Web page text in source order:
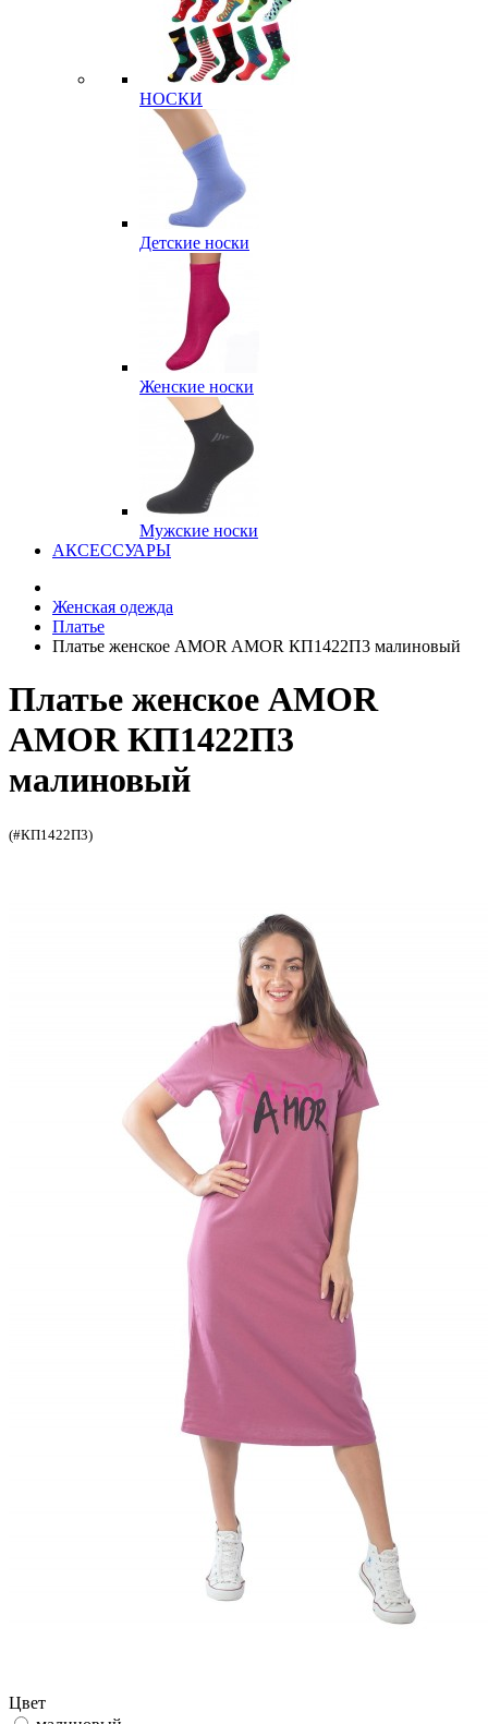
НОСКИ
Детские носки
Женские носки
Мужские носки
АКСЕССУАРЫ
Женская одежда
Платье
Платье женское AMOR AMOR КП1422П3 малиновый
Платье женское AMOR
AMOR КП1422П3
малиновый
(#КП1422П3)
Цвет